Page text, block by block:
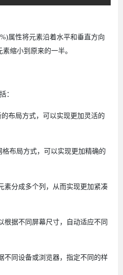
属性将元素沿着水平和垂直方向
缩小到原来的一半。
：
布局方式，可以实现更加灵活的
布局方式，可以实现更加精确的
素分成多个列，从而实现更加紧凑
根据不同屏幕尺寸，自动适应不同
不同设备或浏览器，指定不同的样